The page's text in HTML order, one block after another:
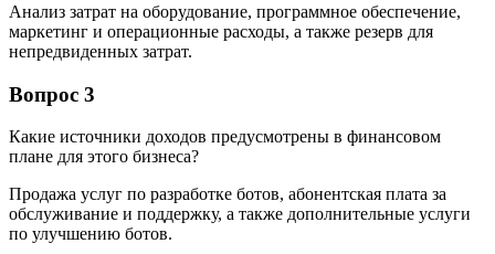
Анализ затрат на оборудование, программное обеспечение,
маркетинг и операционные расходы, а также резерв для
непредвиденных затрат.
Вопрос 3
Какие источники доходов предусмотрены в финансовом
плане для этого бизнеса?
Продажа услуг по разработке ботов, абонентская плата за
обслуживание и поддержку, а также дополнительные услуги
по улучшению ботов.